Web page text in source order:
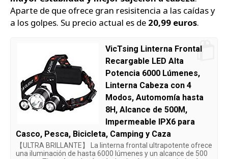
Aparte de que ofrece gran resisitencia a las caídas y
a los golpes. Su precio actual es de 20,99 euros.
VicTsing Linterna Frontal
Recargable LED Alta
Potencia 6000 Lúmenes,
Linterna Cabeza con 4
Modos, Automomía hasta
8H, Alcance de 500M,
Impermeable IPX6 para
Casco, Pesca, Bicicleta, Camping y Caza
【ULTRA BRILLANTE】 La linterna frontal ultrapotente ofrece
una iluminación de hasta 6000 lúmenes y un alcance de 500